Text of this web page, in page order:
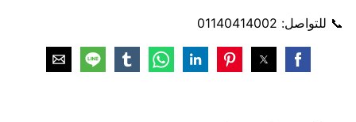
📞 للتواصل: 01140414002